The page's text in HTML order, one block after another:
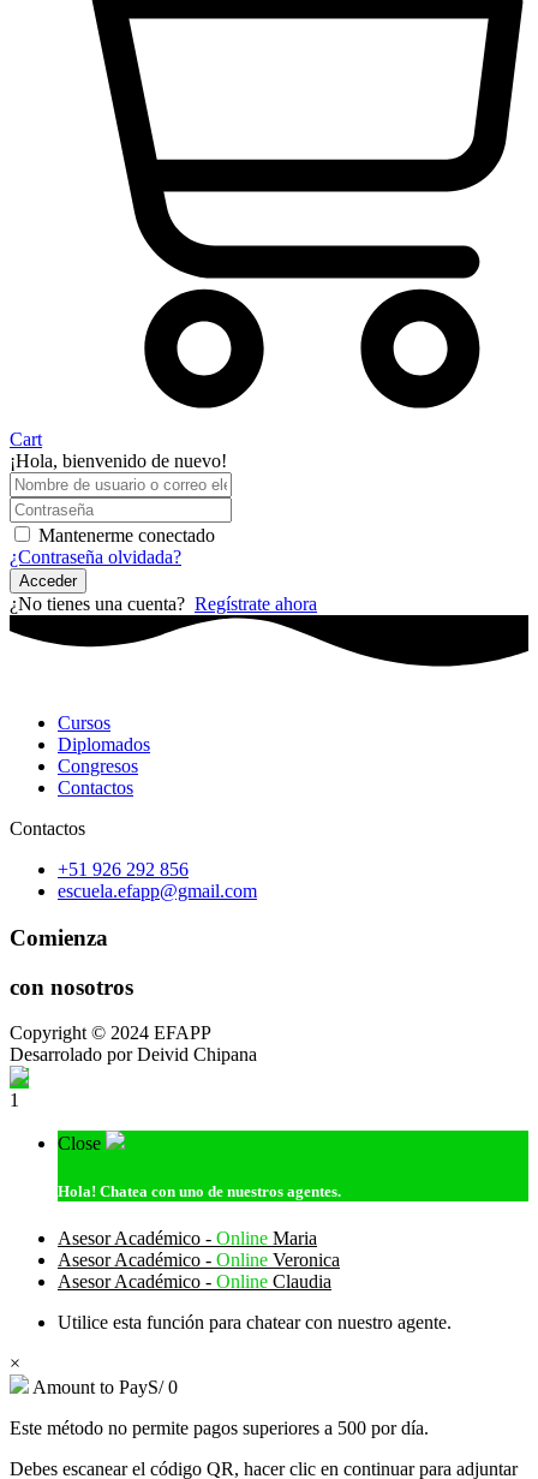
Cart
¡Hola, bienvenido de nuevo!
Mantenerme conectado
¿Contraseña olvidada?
Acceder
¿No tienes una cuenta? Regístrate ahora
Cursos
Diplomados
Congresos
Contactos
Contactos
+51 926 292 856
escuela.efapp@gmail.com
Comienza
con nosotros
Copyright © 2024 EFAPP
Desarrolado por Deivid Chipana
1
Close
Hola! Chatea con uno de nuestros agentes.
Asesor Académico - Online Maria
Asesor Académico - Online Veronica
Asesor Académico - Online Claudia
Utilice esta función para chatear con nuestro agente.
×
Amount to PayS/0
Este método no permite pagos superiores a 500 por día.
Debes escanear el código QR, hacer clic en continuar para adjuntar